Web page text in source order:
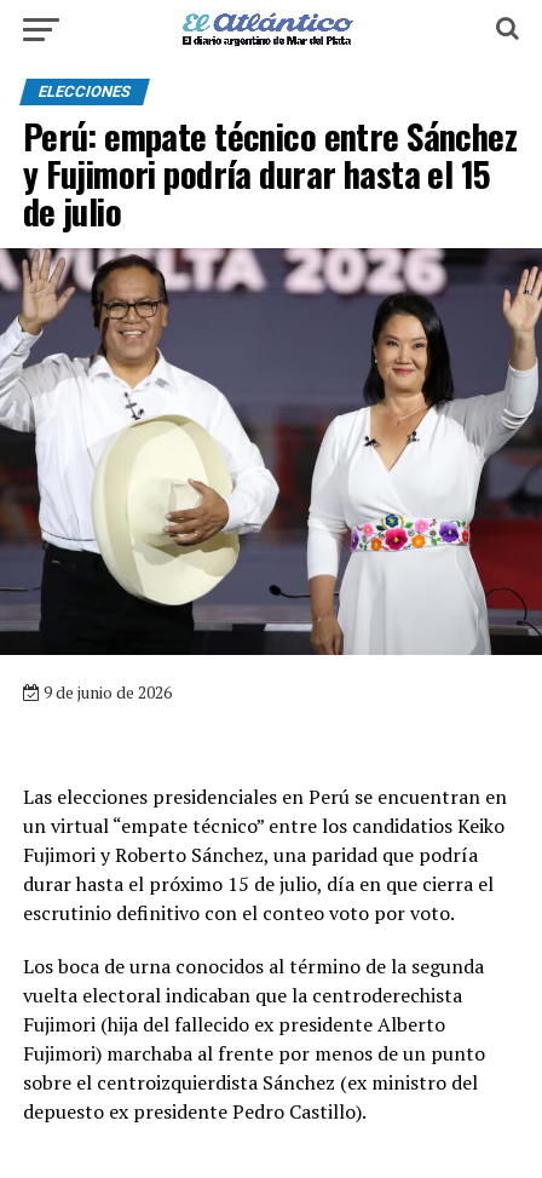
ELECCIONES
Perú: empate técnico entre Sánchez
y Fujimori podría durar hasta el 15
de julio
9 de junio de 2026
Las elecciones presidenciales en Perú se encuentran en
un virtual “empate técnico” entre los candidatios Keiko
Fujimori y Roberto Sánchez, una paridad que podría
durar hasta el próximo 15 de julio, día en que cierra el
escrutinio definitivo con el conteo voto por voto.
Los boca de urna conocidos al término de la segunda
vuelta electoral indicaban que la centroderechista
Fujimori (hija del fallecido ex presidente Alberto
Fujimori) marchaba al frente por menos de un punto
sobre el centroizquierdista Sánchez (ex ministro del
depuesto ex presidente Pedro Castillo).